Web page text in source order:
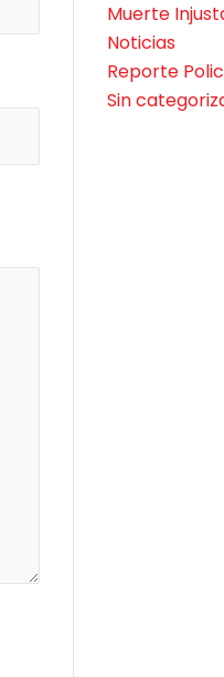
Muerte
Noticias
Reporte
Sin